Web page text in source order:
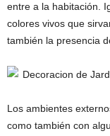
entre a la habitación.
colores vivos que
también la presencia
Los ambientes
como también con